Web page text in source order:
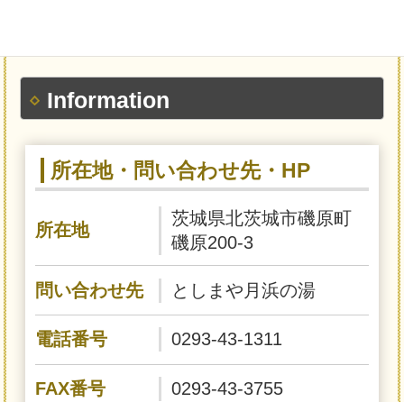
Information
所在地・問い合わせ先・HP
所在地
茨城県北茨城市磯原町
磯原200-3
問い合わせ先 としまや月浜の湯
電話番号 0293-43-1311
FAX番号 0293-43-3755